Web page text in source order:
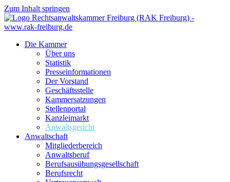
Zum Inhalt springen
Die Kammer
Über uns
Statistik
Presseinformationen
Der Vorstand
Geschäftsstelle
Kammersatzungen
Stellenportal
Kanzleimarkt
Anwaltsgericht
Anwaltschaft
Mitgliederbereich
Anwaltsberuf
Berufsausübungs­gesellschaft
Berufsrecht